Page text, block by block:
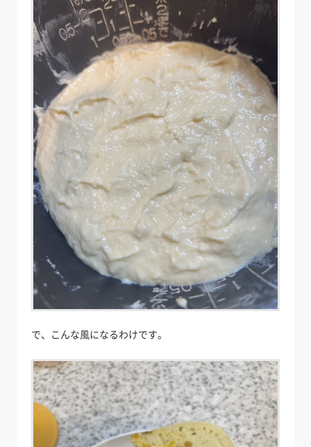
で、こんな風になるわけです。